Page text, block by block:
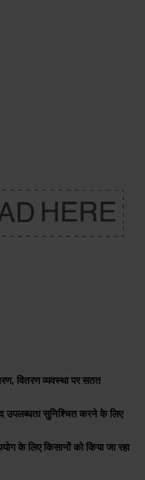
वितरण व्यवस्था पर सतत
उपलब्धता सुनिश्चित करने के लिए
के लिए किसानों को किया जा रहा